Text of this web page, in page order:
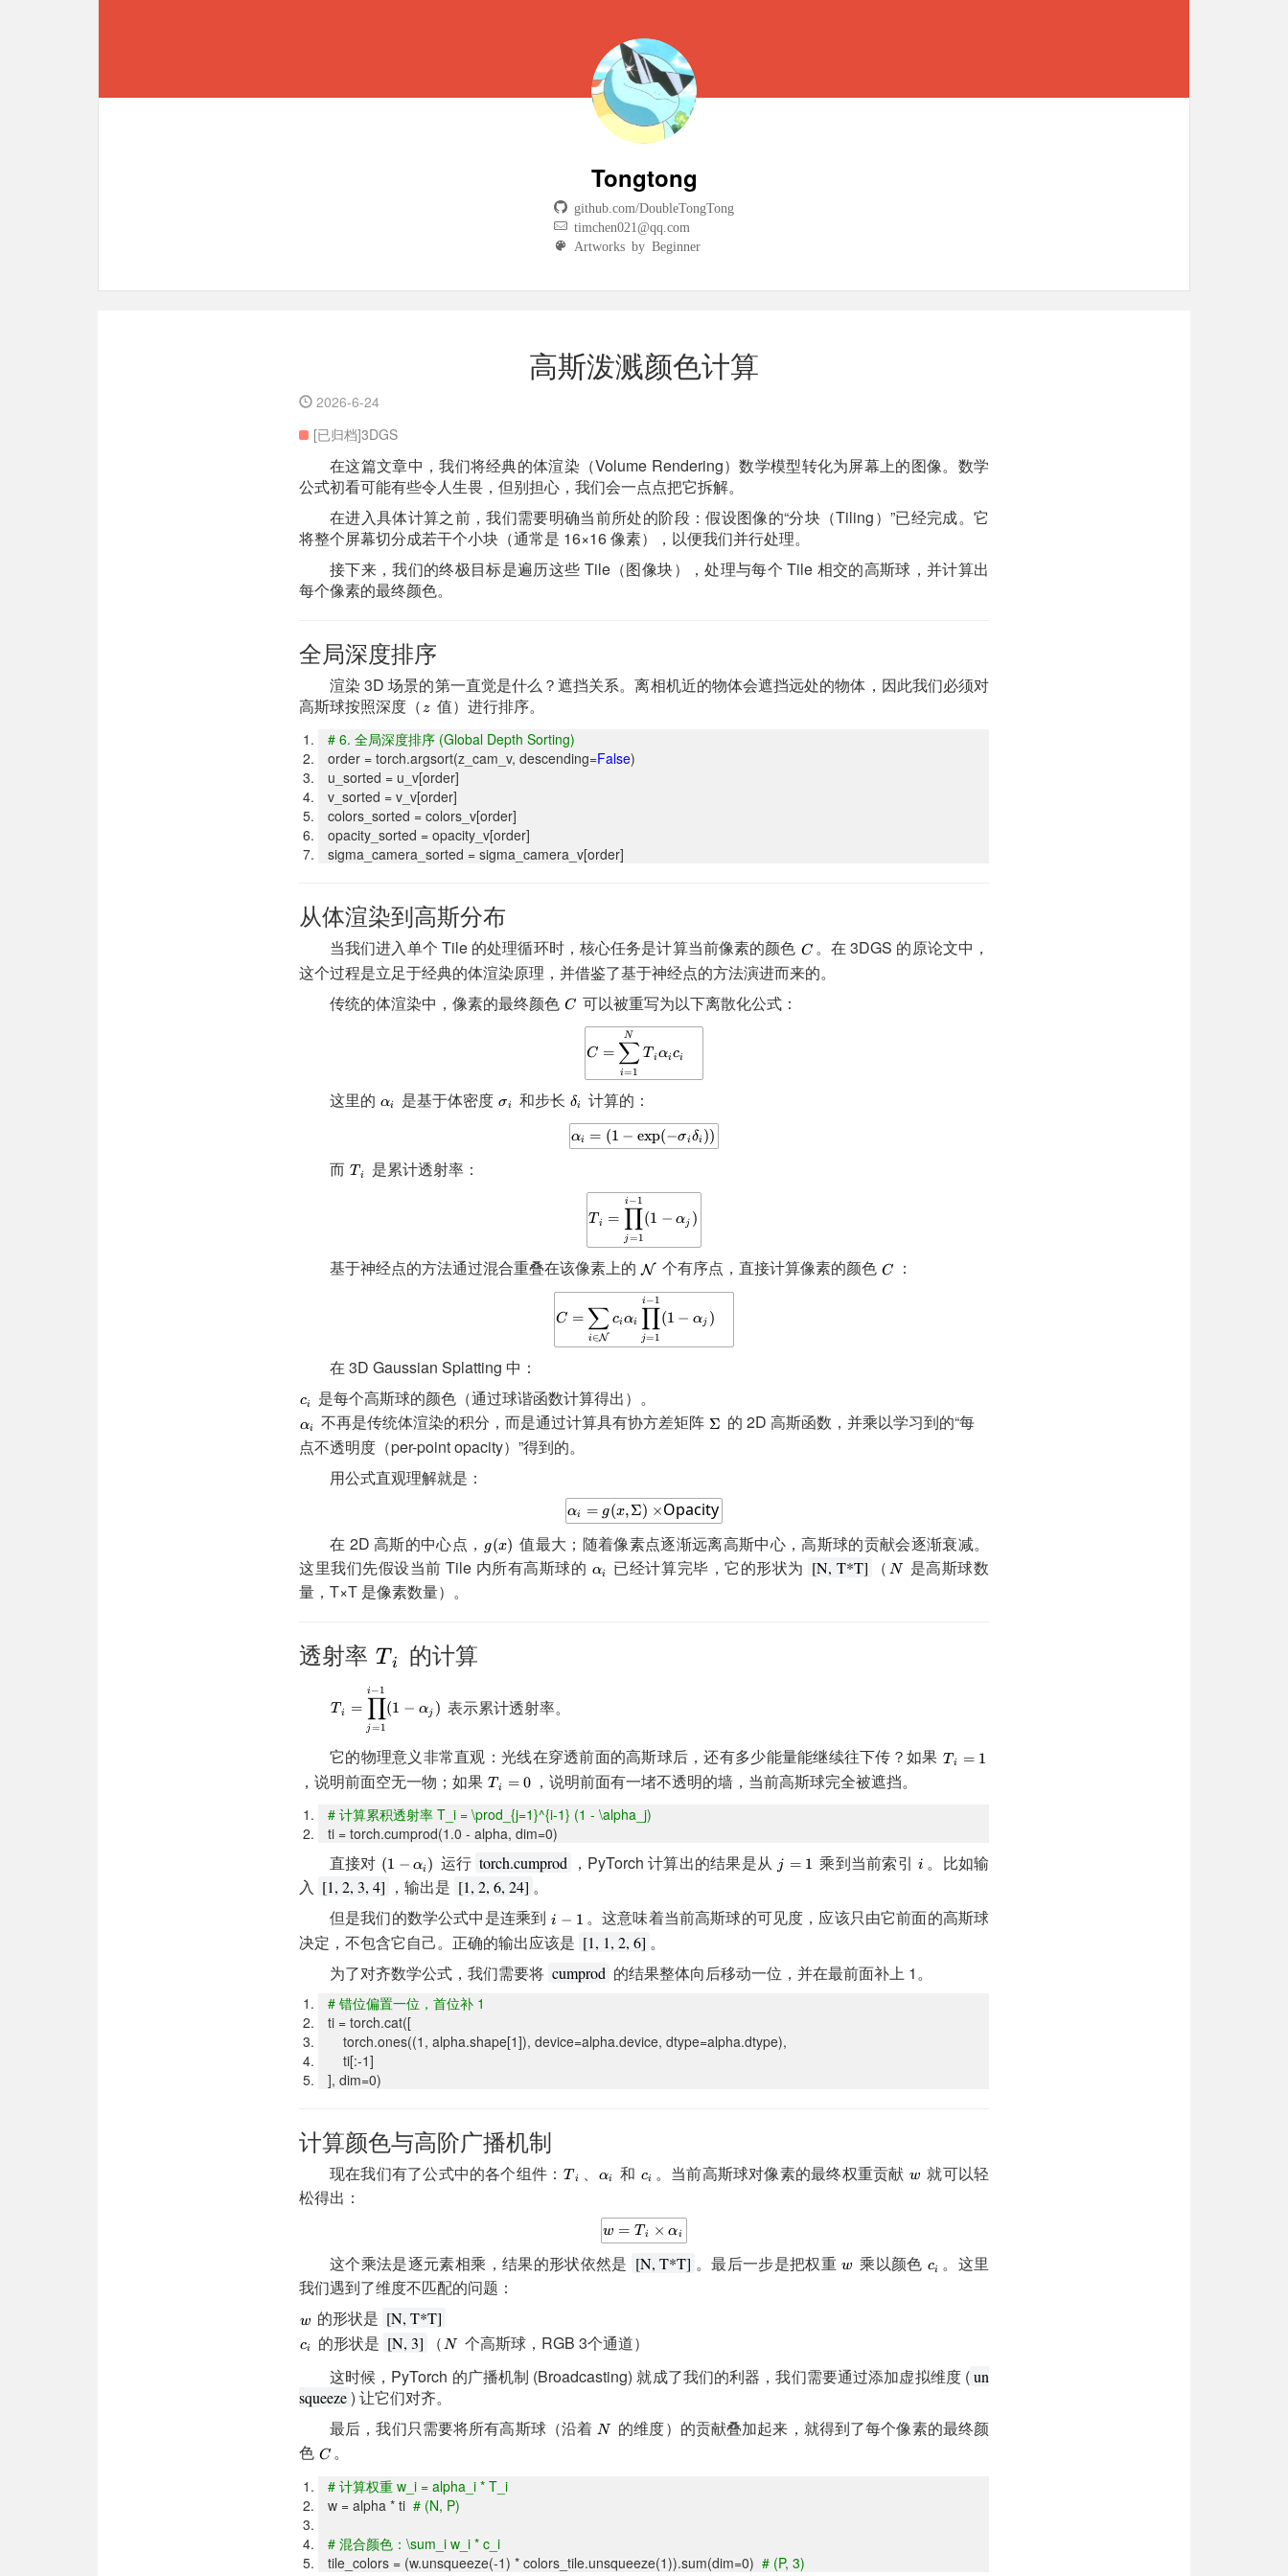
Tongtong
github.com/DoubleTongTong
timchen021@qq.com
Artworks by Beginner
高斯泼溅颜色计算
2026-6-24
[已归档]3DGS
在这篇文章中，我们将经典的体渲染（Volume Rendering）数学模型转化为屏幕上的图像。数学
公式初看可能有些令人生畏，但别担心，我们会一点点把它拆解。
在进入具体计算之前，我们需要明确当前所处的阶段：假设图像的“分块（Tiling）”已经完成。它
将整个屏幕切分成若干个小块（通常是 16×16 像素），以便我们并行处理。
接下来，我们的终极目标是遍历这些 Tile（图像块），处理与每个 Tile 相交的高斯球，并计算出
每个像素的最终颜色。
全局深度排序
渲染 3D 场景的第一直觉是什么？遮挡关系。离相机近的物体会遮挡远处的物体，因此我们必须对
高斯球按照深度（
值）进行排序。
# 6. 全局深度排序 (Global Depth Sorting)
order = torch.argsort(z_cam_v, descending=False)
u_sorted = u_v[order]
v_sorted = v_v[order]
colors_sorted = colors_v[order]
opacity_sorted = opacity_v[order]
sigma_camera_sorted = sigma_camera_v[order]
从体渲染到高斯分布
当我们进入单个 Tile 的处理循环时，核心任务是计算当前像素的颜色
。在 3DGS 的原论文中，
这个过程是立足于经典的体渲染原理，并借鉴了基于神经点的方法演进而来的。
传统的体渲染中，像素的最终颜色
可以被重写为以下离散化公式：
这里的 是基于体密度 和步长 计算的：
而 是累计透射率：
基于神经点的方法通过混合重叠在该像素上的 个有序点，直接计算像素的颜色 ：
在 3D Gaussian Splatting 中：
是每个高斯球的颜色（通过球谐函数计算得出）。
不再是传统体渲染的积分，而是通过计算具有协方差矩阵
的 2D 高斯函数，并乘以学习到的“每
点不透明度（per-point opacity）”得到的。
用公式直观理解就是：
在 2D 高斯的中心点，
值最大；随着像素点逐渐远离高斯中心，高斯球的贡献会逐渐衰减。
这里我们先假设当前 Tile 内所有高斯球的
已经计算完毕，它的形状为 [N, T*T] （
是高斯球数
量，T×T 是像素数量）。
透射率 的计算
表示累计透射率。
它的物理意义非常直观：光线在穿透前面的高斯球后，还有多少能量能继续往下传？如果
，说明前面空无一物；如果
，说明前面有一堵不透明的墙，当前高斯球完全被遮挡。
# 计算累积透射率 T_i = \prod_{j=1}^{i-1} (1 - \alpha_j)
ti = torch.cumprod(1.0 - alpha, dim=0)
直接对 运行 torch.cumprod ，PyTorch 计算出的结果是从 乘到当前索引
。比如输
入 [1, 2, 3, 4] ，输出是 [1, 2, 6, 24] 。
但是我们的数学公式中是连乘到
。这意味着当前高斯球的可见度，应该只由它前面的高斯球
决定，不包含它自己。正确的输出应该是 [1, 1, 2, 6] 。
为了对齐数学公式，我们需要将 cumprod 的结果整体向后移动一位，并在最前面补上 1。
# 错位偏置一位，首位补 1
ti = torch.cat([
torch.ones((1, alpha.shape[1]), device=alpha.device, dtype=alpha.dtype),
ti[:-1]
], dim=0)
计算颜色与高阶广播机制
现在我们有了公式中的各个组件： 、 和 。当前高斯球对像素的最终权重贡献
就可以轻
松得出：
这个乘法是逐元素相乘，结果的形状依然是 [N, T*T] 。最后一步是把权重 乘以颜色
。这里
我们遇到了维度不匹配的问题：
的形状是 [N, T*T]
的形状是 [N, 3] （
个高斯球，RGB 3个通道）
这时候，PyTorch 的广播机制 (Broadcasting) 就成了我们的利器，我们需要通过添加虚拟维度 (un
squeeze) 让它们对齐。
最后，我们只需要将所有高斯球（沿着
的维度）的贡献叠加起来，就得到了每个像素的最终颜
色
。
# 计算权重 w_i = alpha_i * T_i
w = alpha * ti # (N, P)
# 混合颜色：\sum_i w_i * c_i
tile_colors = (w.unsqueeze(-1) * colors_tile.unsqueeze(1)).sum(dim=0) # (P, 3)